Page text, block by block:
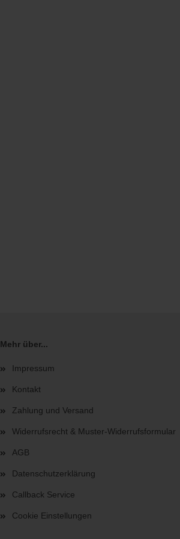
Mehr über...
Impressum
Kontakt
Zahlung und Versand
Widerrufsrecht & Muster-Widerrufsformular
AGB
Datenschutzerklärung
Callback Service
Cookie Einstellungen